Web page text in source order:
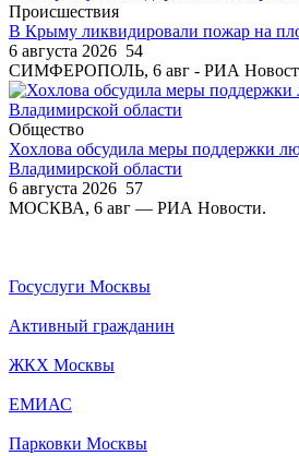
Происшествия
В Крыму ликвидировали пожар на
6 августа 2026 54
СИМФЕРОПОЛЬ, 6 авг - РИА
Общество
Хохлова обсудила меры поддержки
Владимирской области
6 августа 2026 57
МОСКВА, 6 авг — РИА Новости.
Госуслуги Москвы
Активный гражданин
ЖКХ Москвы
ЕМИАС
Парковки Москвы